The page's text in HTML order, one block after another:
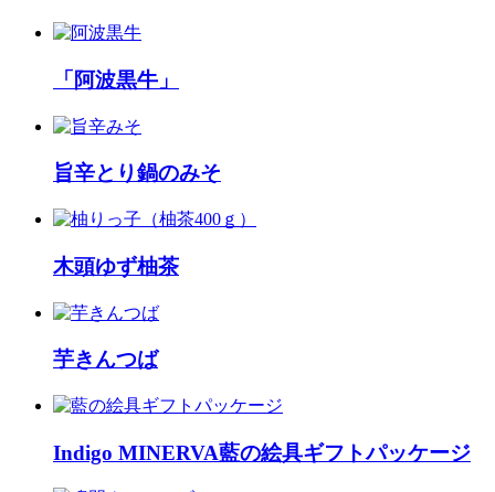
「阿波黒牛」
旨辛とり鍋のみそ
木頭ゆず柚茶
芋きんつば
Indigo MINERVA藍の絵具ギフトパッケージ